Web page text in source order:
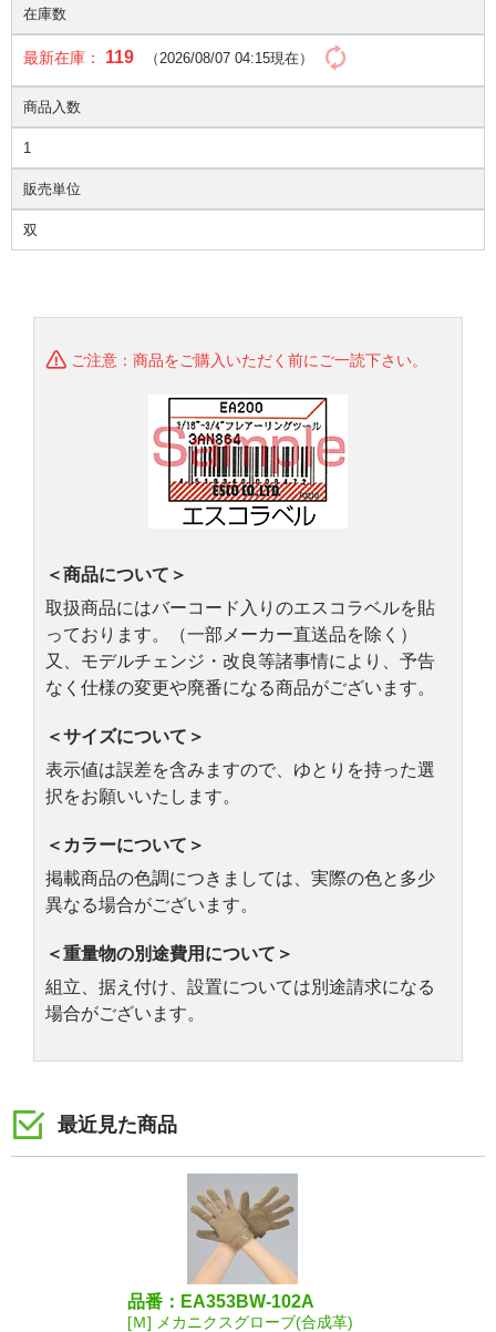
在庫数
最新在庫： 119 （2026/08/07 04:15現在）
商品入数
1
販売単位
双
ご注意：商品をご購入いただく前にご一読下さい。
＜商品について＞
取扱商品にはバーコード入りのエスコラベルを貼
っております。（一部メーカー直送品を除く）
又、モデルチェンジ・改良等諸事情により、予告
なく仕様の変更や廃番になる商品がございます。
＜サイズについて＞
表示値は誤差を含みますので、ゆとりを持った選
択をお願いいたします。
＜カラーについて＞
掲載商品の色調につきましては、実際の色と多少
異なる場合がございます。
＜重量物の別途費用について＞
組立、据え付け、設置については別途請求になる
場合がございます。
最近見た商品
品番：EA353BW-102A
[Ｍ] メカニクスグローブ(合成革)